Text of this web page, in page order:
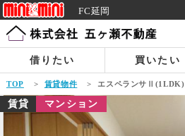
FC延岡
借りたい 買いたい
TOP > 賃貸物件 > エスペランサⅡ(1LDK)
賃貸 マンション